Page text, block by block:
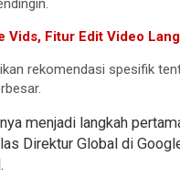
Vids, Fitur Edit Video
rekomendasi spesifik
menjadi langkah
Direktur Global di